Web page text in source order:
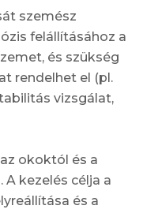
szemész
felállításához a
és szükség
rendelhet el (pl.
vizsgálat,
okoktól és a
kezelés célja a
és a